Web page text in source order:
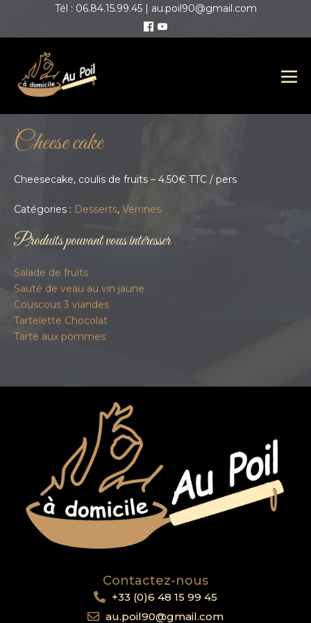
Tél : 06.84.15.99.45 | au.poil90@gmail.com
Cheese cake
Cheesecake, coulis de fruits – 4.50€ TTC / pers
Catégories : Desserts, Verrines
Produits pouvant vous intéresser
Salade de fruits
Sauté de veau au vin jaune
Couscous 3 viandes
Tartelette Chocolat
Tarte aux pommes
Contactez-nous
+33 (0)6 48 15 99 45
au.poil90@gmail.com